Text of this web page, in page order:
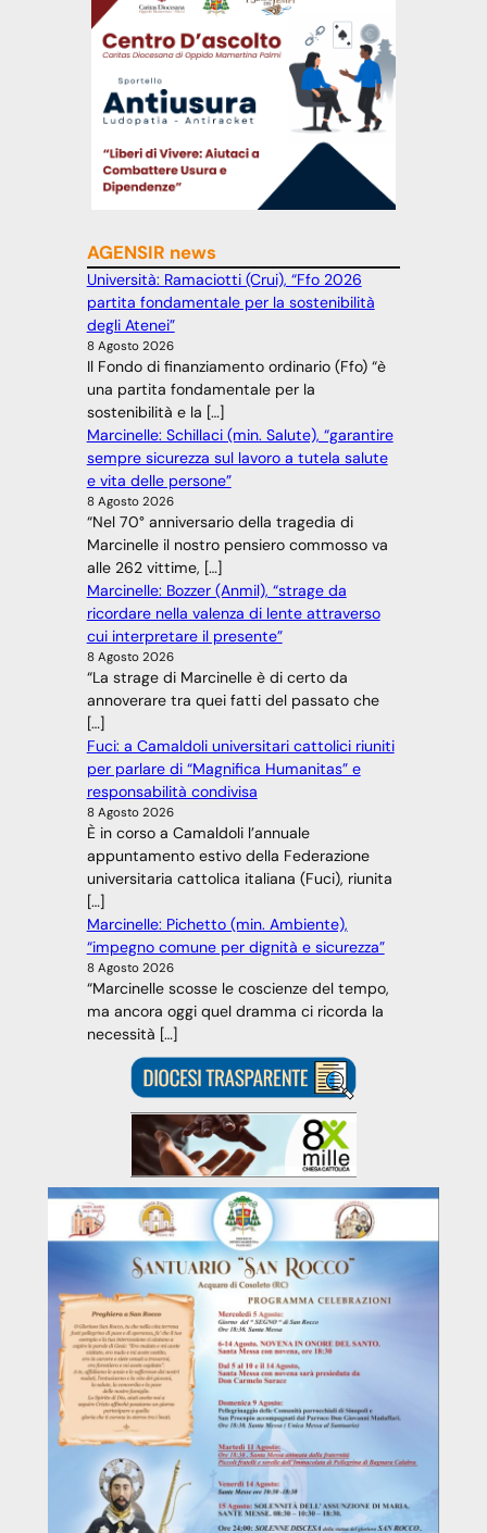
AGENSIR news
Università: Ramaciotti (Crui), “Ffo 2026
partita fondamentale per la sostenibilità
degli Atenei”
8 Agosto 2026
Il Fondo di finanziamento ordinario (Ffo) “è
una partita fondamentale per la
sostenibilità e la […]
Marcinelle: Schillaci (min. Salute), “garantire
sempre sicurezza sul lavoro a tutela salute
e vita delle persone”
8 Agosto 2026
“Nel 70° anniversario della tragedia di
Marcinelle il nostro pensiero commosso va
alle 262 vittime, […]
Marcinelle: Bozzer (Anmil), “strage da
ricordare nella valenza di lente attraverso
cui interpretare il presente”
8 Agosto 2026
“La strage di Marcinelle è di certo da
annoverare tra quei fatti del passato che
[…]
Fuci: a Camaldoli universitari cattolici riuniti
per parlare di “Magnifica Humanitas” e
responsabilità condivisa
8 Agosto 2026
È in corso a Camaldoli l’annuale
appuntamento estivo della Federazione
universitaria cattolica italiana (Fuci), riunita
[…]
Marcinelle: Pichetto (min. Ambiente),
“impegno comune per dignità e sicurezza”
8 Agosto 2026
“Marcinelle scosse le coscienze del tempo,
ma ancora oggi quel dramma ci ricorda la
necessità […]